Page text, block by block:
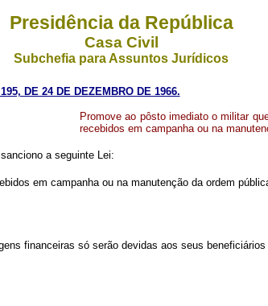
Presidência da República
Casa Civil
Subchefia para Assuntos Jurídicos
DE 24 DE DEZEMBRO DE 1966.
Promove ao pôsto imediato o militar
recebidos em campanha ou na
a seguinte Lei:
em campanha ou na manutenção da ordem
financeiras só serão devidas aos seus beneficiários